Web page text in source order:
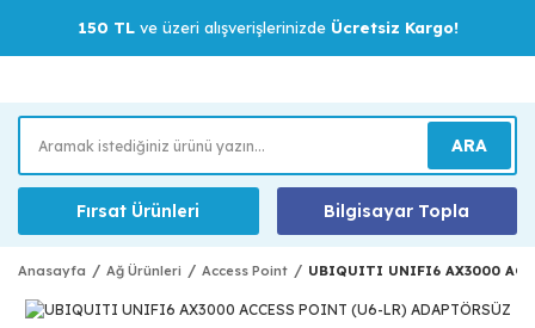
150 TLve üzeri alışverişlerinizde Ücretsiz Kargo!
ARA
Fırsat Ürünleri Bilgisayar Topla
Anasayfa Ağ Ürünleri Access Point UBIQUITI UNIFI6 AX3000